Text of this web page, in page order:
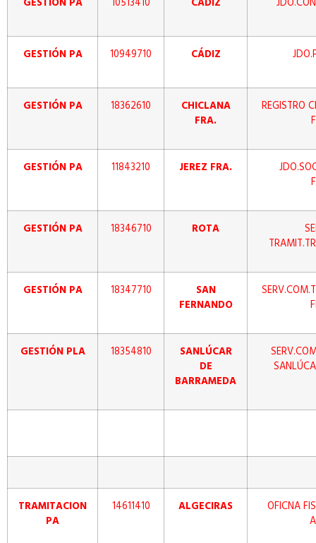
GESTIÓN PA 10949710 CÁDIZ
GESTIÓN PA 18362610
CHICLANA
FRA.
REGISTRO
GESTIÓN PA 11843210 JEREZ FRA.
GESTIÓN PA 18346710 ROTA
GESTIÓN PA 18347710
SAN
FERNANDO
GESTIÓN PLA 18354810
SANLÚCAR
DE
BARRAMEDA
TRAMITACION
PA
14611410 ALGECIRAS
OFICNA